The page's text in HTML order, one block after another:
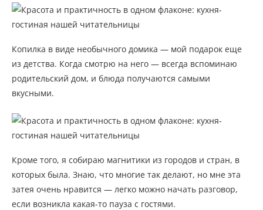
Копилка в виде необычного домика — мой подарок еще
из детства. Когда смотрю на него — всегда вспоминаю
родительский дом, и блюда получаются самыми
вкусными.
Кроме того, я собираю магнитики из городов и стран, в
которых была. Знаю, что многие так делают, но мне эта
затея очень нравится — легко можно начать разговор,
если возникла какая-то пауза с гостями.